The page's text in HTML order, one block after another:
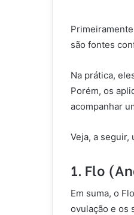
são fontes
Na prática,
Porém, os
acompanhar
Veja, a seguir,
1. Flo
Em suma, o
ovulação e os